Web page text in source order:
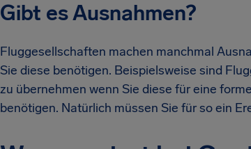
Gibt es Ausnahmen?
Fluggesellschaften machen manchmal
Sie diese benötigen. Beispielsweise sind
zu übernehmen wenn Sie diese für eine
benötigen. Natürlich müssen Sie für so ein